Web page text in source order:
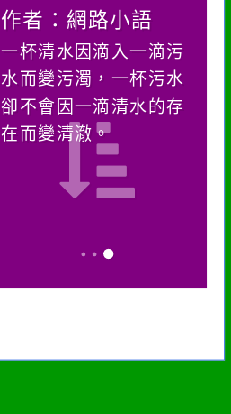
作者：網路小語
一杯清水因滴入一滴污
水而變污濁，一杯污水
卻不會因一滴清水的存
在而變清澈。